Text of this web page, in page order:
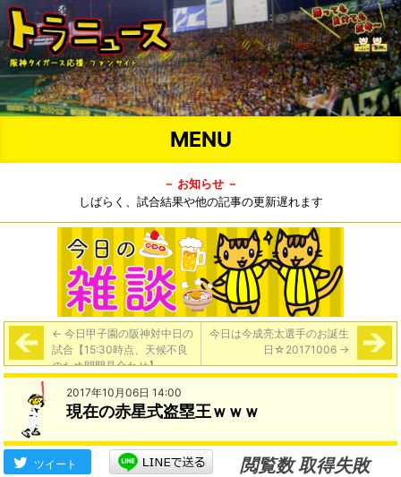
MENU
－ お知らせ －
しばらく、試合結果や他の記事の更新遅れます
← 今日甲子園の阪神対中日の
試合【15:30時点、天候不良
のため開門見合わせ】
今日は今成亮太選手のお誕生
日☆20171006 →
2017年10月06日 14:00
現在の赤星式盗塁王ｗｗｗ
ツイート
閲覧数 取得失敗